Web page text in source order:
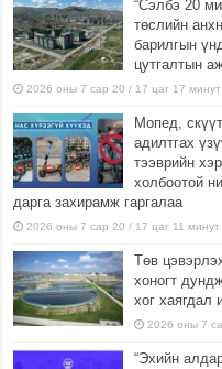
“Сэлбэ 20
төслийн
барилгын
цутгалтын
2026 оны 7 сар 20 / 17 цаг 17 минут
Мопед,
адилтгах
тээврийн
холбоотой
дарга захирамж гаргалаа
2026 оны 7 сар 20 / 17 цаг 11 минут
Төв
хоногт
хог хаягдал
2026 оны 7
“Эхийн